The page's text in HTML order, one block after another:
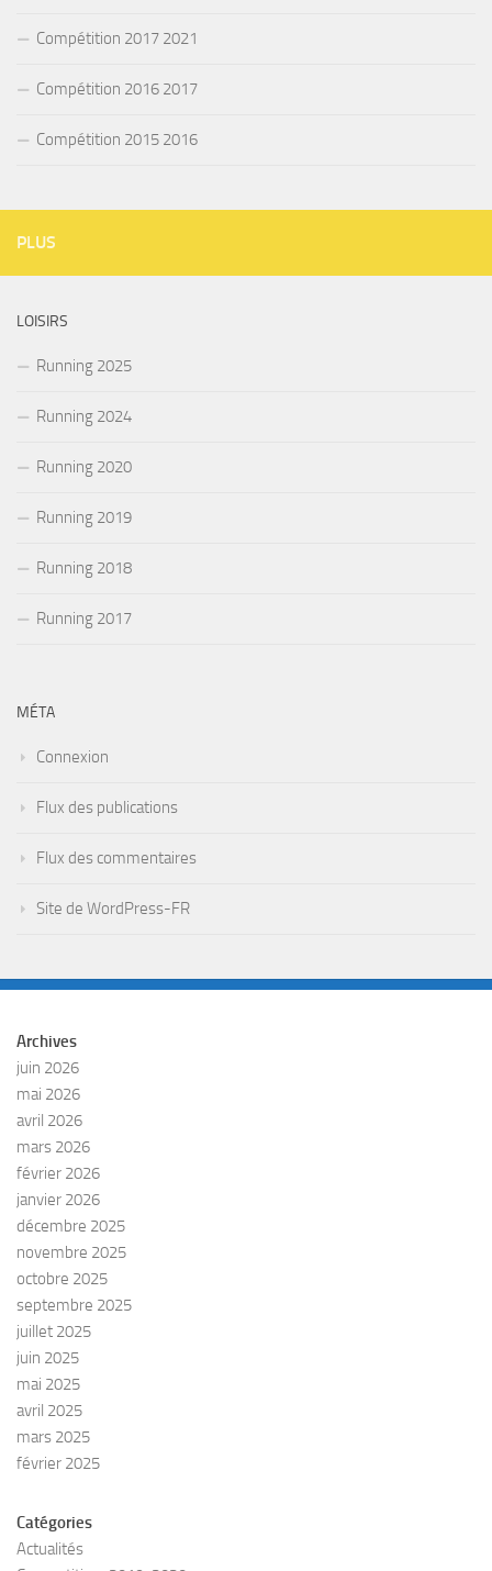
Compétition 2017 2021
Compétition 2016 2017
Compétition 2015 2016
PLUS
LOISIRS
Running 2025
Running 2024
Running 2020
Running 2019
Running 2018
Running 2017
MÉTA
Connexion
Flux des publications
Flux des commentaires
Site de WordPress-FR
Archives
juin 2026
mai 2026
avril 2026
mars 2026
février 2026
janvier 2026
décembre 2025
novembre 2025
octobre 2025
septembre 2025
juillet 2025
juin 2025
mai 2025
avril 2025
mars 2025
février 2025
Catégories
Actualités